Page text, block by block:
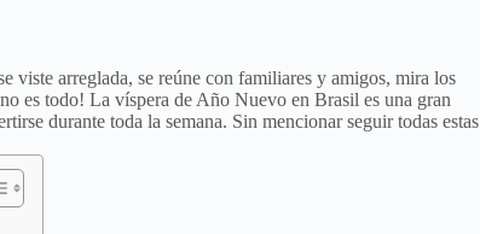
arreglada, se reúne con familiares y amigos, mira los
es todo! La víspera de Año Nuevo en Brasil es una gran
durante toda la semana. Sin mencionar seguir todas estas